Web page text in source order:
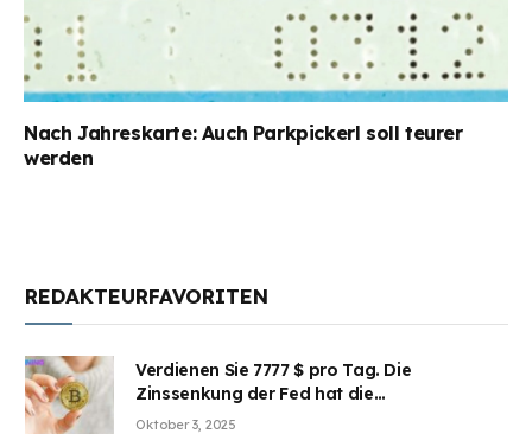
Nach Jahreskarte: Auch Parkpickerl soll teurer
werden
REDAKTEURFAVORITEN
Verdienen Sie 7777 $ pro Tag. Die
Zinssenkung der Fed hat die
Aufmerksamkeit des Marktes erregt.
Oktober 3, 2025